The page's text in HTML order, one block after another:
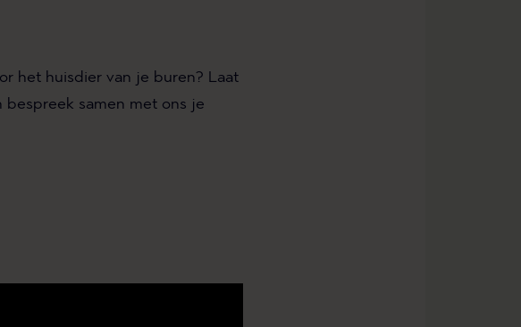
het huisdier van je buren? Laat
bespreek samen met ons je